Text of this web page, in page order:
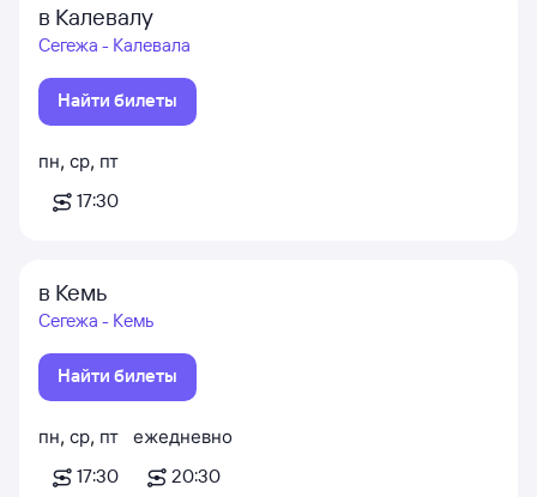
в Калевалу
Сегежа - Калевала
Найти билеты
пн, ср, пт
17:30
в Кемь
Сегежа - Кемь
Найти билеты
пн, ср, пт
17:30
ежедневно
20:30